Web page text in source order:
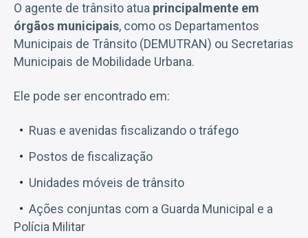
O agente de trânsito atua principalmente em
órgãos municipais, como os Departamentos
Municipais de Trânsito (DEMUTRAN) ou Secretarias
Municipais de Mobilidade Urbana.
Ele pode ser encontrado em:
Ruas e avenidas fiscalizando o tráfego
Postos de fiscalização
Unidades móveis de trânsito
Ações conjuntas com a Guarda Municipal e a
Polícia Militar